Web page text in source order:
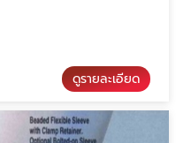
ดูรายละเอียด